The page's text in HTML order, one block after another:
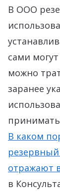
В ООО
сами
можно
заранее
В каком
резервный
отражают
в